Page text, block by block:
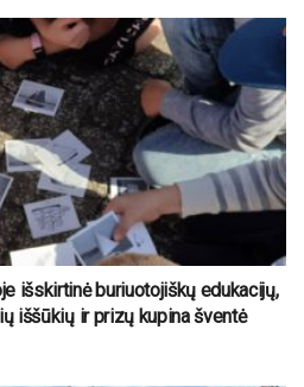
išskirtinė buriuotojiškų edukacijų,
iššūkių ir prizų kupina šventė